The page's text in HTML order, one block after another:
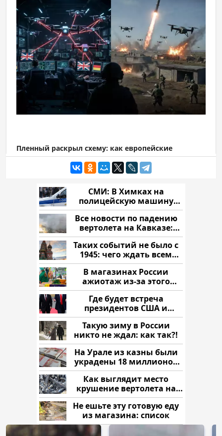
СМИ: В Химках на
полицейскую машину
напали и подожгли.
Все новости по падению
вертолета на Кавказе:
читать здесь
Таких событий не было с
1945: чего ждать всем
нам?
В магазинах России
ажиотаж из-за этого
продукта: что купить?
Где будет встреча
президентов США и
России: Европа?
Такую зиму в России
никто не ждал: как так?!
На Урале из казны были
украдены 18 миллионов
рублей
Как выглядит место
крушение вертолета на
Кавказе: смотреть
Не ешьте эту готовую еду
из магазина: список